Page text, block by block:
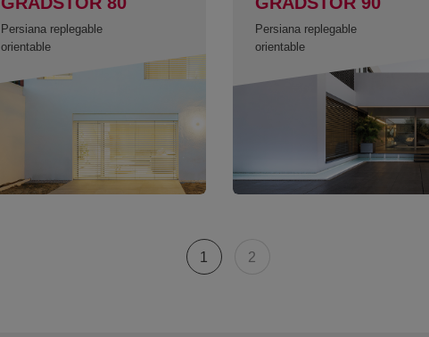
Persiana replegable
orientable
Persiana replegable
orientable
1 2